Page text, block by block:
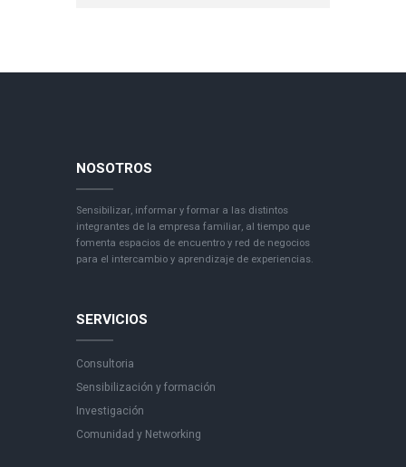
NOSOTROS
Sensibilizar, informar y formar a las distintos
integrantes de la empresa familiar, al tiempo que
fomenta espacios de encuentro y red de negocios
para el intercambio y aprendizaje de experiencias.
SERVICIOS
Consultoria
Sensibilización y formación
Investigación
Comunidad y Networking